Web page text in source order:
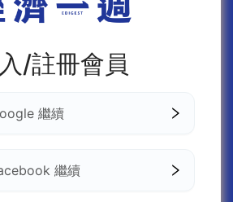
/註冊會員
繼續
繼續